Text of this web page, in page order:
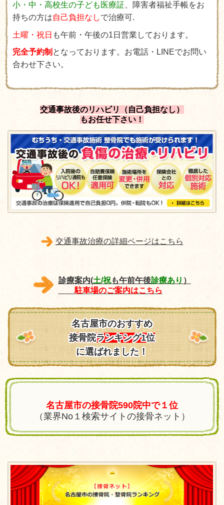
小・中・高校生の子ども医療証 、障害者福祉手帳をお
持ちの方は自己負担なしで治療可.
土曜・祝日 も午前・午後の1日営業しております。
完全予約制 となっております。お電話・LINEでお問い
合わせ下さい。
交通事故後のリハビリ（自己負担なし）
もお任せ下さい！
交通事故治療の詳細ページはこちら
診療案内(土/祝も午前午後診療あり ）
駐車場のご案内はこちら
名古屋市のおすすめ
接骨院ランキング1位
に選ばれました！
名古屋市の接骨院590院中で１位
（業界No１検索サイトの接骨ネット）